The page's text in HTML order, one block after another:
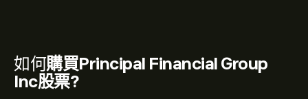
如何購買Principal Financial Group
Inc股票?